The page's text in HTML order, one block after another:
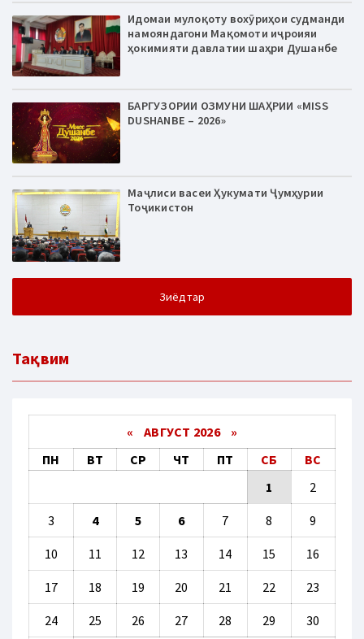
Идомаи мулоқоту вохӯриҳои судманди
намояндагони Мақомоти иҷроияи
ҳокимияти давлатии шаҳри Душанбе
БАРГУЗОРИИ ОЗМУНИ ШАҲРИИ «MISS
DUSHANBE – 2026»
Маҷлиси васеи Ҳукумати Ҷумҳурии
Тоҷикистон
Зиёдтар
Тақвим
« АВГУСТ 2026 »
ПН
ВТ СР ЧТ ПТ СБ
ВС
1
2
3 4 5 6 7 8 9
10 11 12 13 14 15 16
17 18 19 20 21 22 23
24 25 26 27 28 29 30